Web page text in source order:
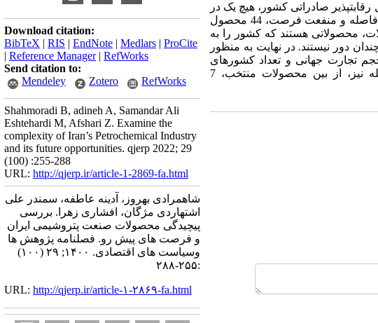
پتروشیمی به چهار چارک بر اساس سطح پیچیدگی، از بین 35 محصول رقابت­پذیر صادراتی کشور، هیچ یک در
چارک چهارم (بیشترین پیچیدگی) قرار نمی­گیرند. همچنین با توجه به معیارهای پیچیدگی محصول، فاصله و منفعت فرصت، 44 محصول
محصولاتی هستند که کشور را به
دور نیستند. در نهایت به منظور
تجارت جهانی و تعداد کشورهای
واردکننده محصول، بازارهای بین­المللی این محصولات بررسی شد. بر اساس نتایج این مرحله نیز، از بین محصولات منتخب، 7
Download citation:
BibTeX | RIS | EndNote | Medlars | ProCite
| Reference Manager| RefWorks
Send citation to:
Mendeley
Zotero RefWorks
Shahmoradi B, adineh A, Samandar Ali
Eshtehardi M, Afshari Z. Examine the
complexity of Iran’s Petrochemical Industry
and its future opportunities. qjerp 2022; 29
(100) :255-288
URL: http://qjerp.ir/article-1-2869-fa.html
شاهمرادی بهروز، آدینه عاطفه، سمندر علی
اشتهاردی مژگان، افشاری زهرا. بررسی
پیچیدگی محصولات صنعت پتروشیمی ایران
و فرصت های پیش رو. فصلنامه پژوهش ها
وسیاست های اقتصادی. ۱۴۰۰; ۲۹ (۱۰۰)
:۲۵۵-۲۸۸
URL: http://qjerp.ir/article-۱-۲۸۶۹-fa.html